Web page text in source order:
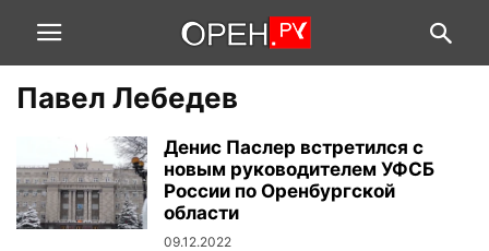
Павел Лебедев
Денис Паслер встретился с
новым руководителем УФСБ
России по Оренбургской
области
09.12.2022